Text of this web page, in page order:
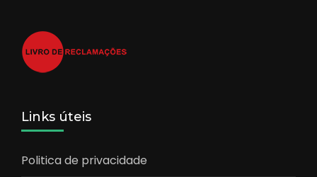
Links úteis
Politica de privacidade